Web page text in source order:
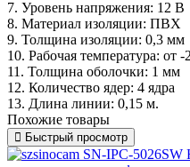
7. Уровень напряжения: 12 В
8. Материал изоляции: ПВХ
9. Толщина изоляции: 0,3 мм
10. Рабочая температура: от
11. Толщина оболочки: 1 мм
12. Количество ядер: 4 ядра
13. Длина линии: 0,15 м.
Похожие товары
Быстрый просмотр